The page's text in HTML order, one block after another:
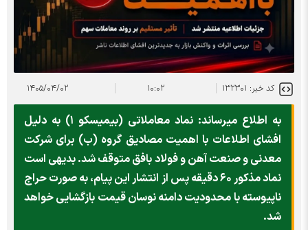
کد خبر: ۱۳۲۳۰۱ ۱۰:۰۲ ۱۴۰۵/۰۴/۰۲
به اطلاع میرساند: نماد معاملاتی (بیمیسکو ۱) به دلیل
افشای اطلاعات با اهمیت مصادیق گروه (ب) برای شرکت
معدنی و صنعت آهن و فولاد بافق متوقف شد. بدیهی است
نماد مذکور ۶۰ دقیقه پس از انتشار این پیام، به صورت حراج
ناپیوسته با محدودیت دامنه نوسان قیمت بازگشایی خواهد
شد.